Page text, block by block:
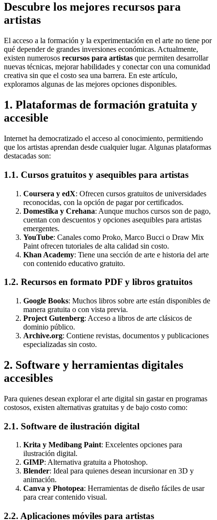
Descubre los mejores recursos para
artistas
El acceso a la formación y la experimentación en el arte no tiene por
qué depender de grandes inversiones económicas. Actualmente,
existen numerosos recursos para artistas que permiten desarrollar
nuevas técnicas, mejorar habilidades y conectar con una comunidad
creativa sin que el costo sea una barrera. En este artículo,
exploramos algunas de las mejores opciones disponibles.
1. Plataformas de formación gratuita y
accesible
Internet ha democratizado el acceso al conocimiento, permitiendo
que los artistas aprendan desde cualquier lugar. Algunas plataformas
destacadas son:
1.1. Cursos gratuitos y asequibles para artistas
Coursera y edX: Ofrecen cursos gratuitos de universidades
reconocidas, con la opción de pagar por certificados.
Domestika y Crehana: Aunque muchos cursos son de pago,
cuentan con descuentos y opciones asequibles para artistas
emergentes.
YouTube: Canales como Proko, Marco Bucci o Draw Mix
Paint ofrecen tutoriales de alta calidad sin costo.
Khan Academy: Tiene una sección de arte e historia del arte
con contenido educativo gratuito.
1.2. Recursos en formato PDF y libros gratuitos
Google Books: Muchos libros sobre arte están disponibles de
manera gratuita o con vista previa.
Project Gutenberg: Acceso a libros de arte clásicos de
dominio público.
Archive.org: Contiene revistas, documentos y publicaciones
especializadas sin costo.
2. Software y herramientas digitales
accesibles
Para quienes desean explorar el arte digital sin gastar en programas
costosos, existen alternativas gratuitas y de bajo costo como:
2.1. Software de ilustración digital
Krita y Medibang Paint: Excelentes opciones para
ilustración digital.
GIMP: Alternativa gratuita a Photoshop.
Blender: Ideal para quienes desean incursionar en 3D y
animación.
Canva y Photopea: Herramientas de diseño fáciles de usar
para crear contenido visual.
2.2. Aplicaciones móviles para artistas